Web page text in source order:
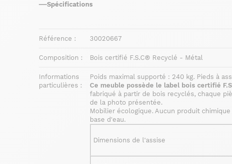
Spécifications
Référence : 30020667
Composition : Bois certifié F.S.C® Recyclé - Métal
Informations
particulières :
Poids maximal supporté : 240 kg. Pieds à
Ce meuble possède le label bois certifié
fabriqué à partir de bois recyclés, chaque
de la photo présentée.
Mobilier écologique. Aucun produit
base d'eau.
Dimensions de l'assise